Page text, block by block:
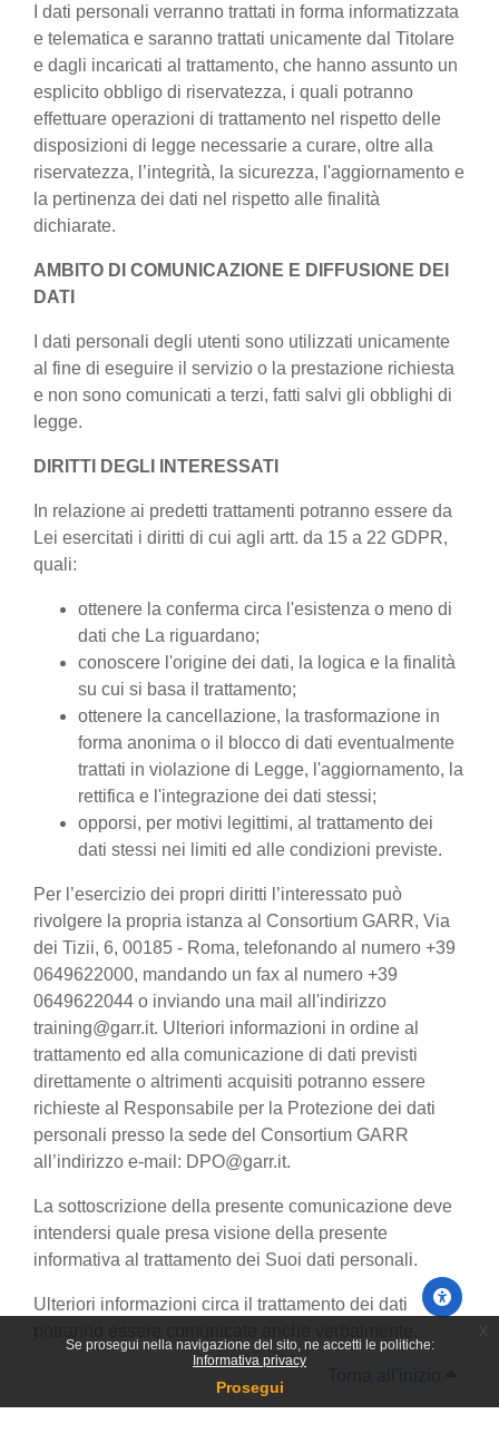
Se prosegui nella navigazione del sito, ne accetti le politiche:
Informativa privacy
Prosegui
I dati personali verranno trattati in forma informatizzata
e telematica e saranno trattati unicamente dal Titolare
e dagli incaricati al trattamento, che hanno assunto un
esplicito obbligo di riservatezza, i quali potranno
effettuare operazioni di trattamento nel rispetto delle
disposizioni di legge necessarie a curare, oltre alla
riservatezza, l’integrità, la sicurezza, l'aggiornamento e
la pertinenza dei dati nel rispetto alle finalità
dichiarate.
AMBITO DI COMUNICAZIONE E DIFFUSIONE DEI
DATI
I dati personali degli utenti sono utilizzati unicamente
al fine di eseguire il servizio o la prestazione richiesta
e non sono comunicati a terzi, fatti salvi gli obblighi di
legge.
DIRITTI DEGLI INTERESSATI
In relazione ai predetti trattamenti potranno essere da
Lei esercitati i diritti di cui agli artt. da 15 a 22 GDPR,
quali:
ottenere la conferma circa l'esistenza o meno di
dati che La riguardano;
conoscere l'origine dei dati, la logica e la finalità
su cui si basa il trattamento;
ottenere la cancellazione, la trasformazione in
forma anonima o il blocco di dati eventualmente
trattati in violazione di Legge, l'aggiornamento, la
rettifica e l'integrazione dei dati stessi;
opporsi, per motivi legittimi, al trattamento dei
dati stessi nei limiti ed alle condizioni previste.
Per l’esercizio dei propri diritti l’interessato può
rivolgere la propria istanza al Consortium GARR, Via
dei Tizii, 6, 00185 - Roma, telefonando al numero +39
0649622000, mandando un fax al numero +39
0649622044 o inviando una mail all'indirizzo
training@garr.it. Ulteriori informazioni in ordine al
trattamento ed alla comunicazione di dati previsti
direttamente o altrimenti acquisiti potranno essere
richieste al Responsabile per la Protezione dei dati
personali presso la sede del Consortium GARR
all’indirizzo e-mail: DPO@garr.it.
La sottoscrizione della presente comunicazione deve
intendersi quale presa visione della presente
informativa al trattamento dei Suoi dati personali.
Ulteriori informazioni circa il trattamento dei dati